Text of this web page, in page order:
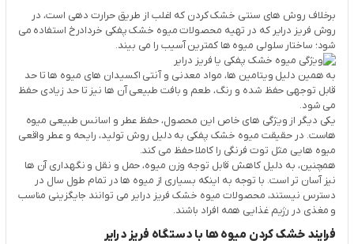
برخلاف روش های سنتی خشک کردن که اغلب از طریق حرارت دهی است، در
روش فریز درایر که در تهیه محصولات میوه خشک پفکی خردادرخ استفاده می
شود؛ ساختار سلولی میوه ها کمترین آسیب را می بیند.
به همین دلیل ویتامین ها، مواد معدنی و آنتی اکسیدان های میوه ها تا حد
قابل توجهی حفظ شده و رنگ، طعم و بافت طبیعی آن ها نیز تا حد زیادی حفظ
می شود.
یکی دیگر از ویژگی های خاص این محصول، حفظ عطر و اسانس طبیعی میوه
هاست. در حقیقت میوه خشک پفکی به دلیل روش تولید، رایحه و عطر واقعی
میوه هایی مثل توت فرنگی را کاملا حفظ می کند.
همچنین، به دلیل کاهش قابل توجه وزن میوه، حمل و نقل و نگهداری آن ها
نیز آسان تر است. با توجه به اینکه بسیاری از میوه ها در تمام طول سال در
دسترس نیستند، محصولات میوه خشک فریز درایر می توانند جایگزینی مناسب
و مغذی در رژیم غذایی همه افراد باشند.
فرایند خشک کردن میوه ها با دستگاه فریز درایر